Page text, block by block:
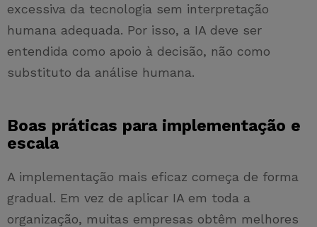
excessiva da tecnologia sem interpretação
humana adequada. Por isso, a IA deve ser
entendida como apoio à decisão, não como
substituto da análise humana.
Boas práticas para implementação e
escala
A implementação mais eficaz começa de forma
gradual. Em vez de aplicar IA em toda a
organização, muitas empresas obtêm melhores